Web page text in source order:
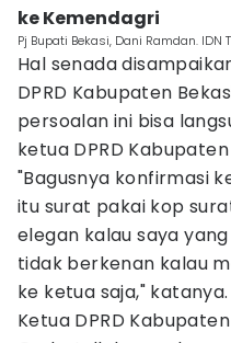
ke Kemendagri
Pj Bupati Bekasi, Dani Ramdan.
Hal senada
DPRD Kabupaten
persoalan ini bisa
ketua DPRD Kabupaten
"Bagusnya konfirmasi
itu surat pakai kop
elegan kalau saya
tidak berkenan kalau
ke ketua saja," katanya.
Ketua DPRD